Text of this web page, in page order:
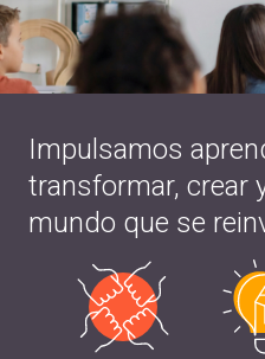
Impulsamos
transformar, crear
mundo que se